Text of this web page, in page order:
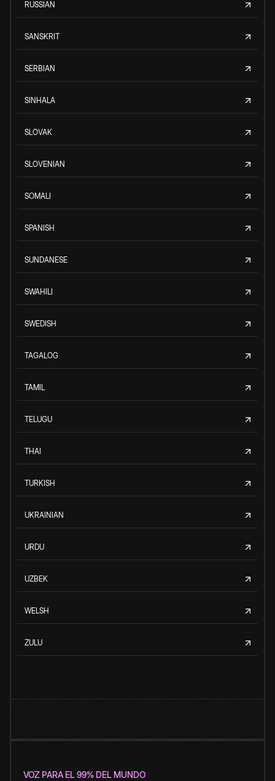
RUSSIAN
SANSKRIT
SERBIAN
SINHALA
SLOVAK
SLOVENIAN
SOMALI
SPANISH
SUNDANESE
SWAHILI
SWEDISH
TAGALOG
TAMIL
TELUGU
THAI
TURKISH
UKRAINIAN
URDU
UZBEK
WELSH
ZULU
VOZ PARA EL 99% DEL MUNDO